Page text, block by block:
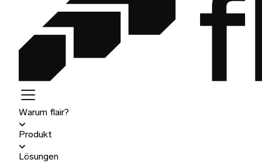
Warum flair?
Produkt
Lösungen